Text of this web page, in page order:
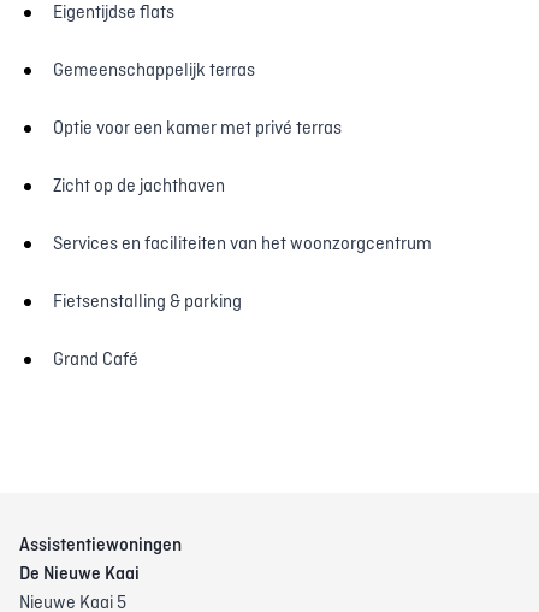
Eigentijdse flats
Gemeenschappelijk terras
Optie voor een kamer met privé terras
Zicht op de jachthaven
Services en faciliteiten van het woonzorgcentrum
Fietsenstalling & parking
Grand Café
Assistentiewoningen
De Nieuwe Kaai
Nieuwe Kaai 5